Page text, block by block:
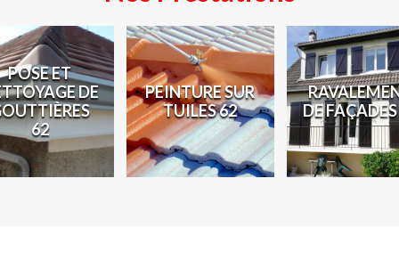
POSE ET
DE
62
PEINTURE SUR
TUILES 62
DE